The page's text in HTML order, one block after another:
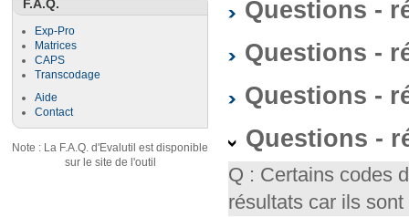
F.A.Q.
Exp-Pro
Matrices
CAPS
Transcodage
Aide
Contact
Note : La F.A.Q. d'Evalutil est disponible
sur le site de l'outil
Questions -
Questions -
Questions -
Questions -
Q : Certains codes
résultats car ils